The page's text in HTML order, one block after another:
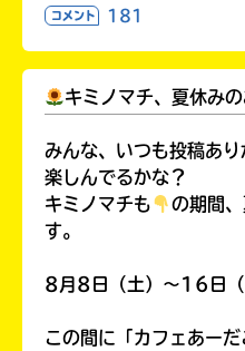
コメント 181
キミノマチ、夏休み
みんな、いつも投稿あ
楽しんでるかな？
キミノマチも
の期間
す。
8月8日（土）～16日（
この間に「カフェあー